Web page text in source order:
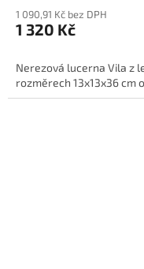
produktu
je
z
hvězdiček.
1 090,91 Kč bez DPH
1 320 Kč
Nerezová lucerna Vila z
rozměrech 13x13x36 cm